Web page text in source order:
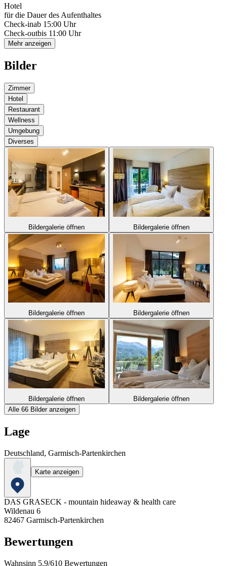
Hotel
für die Dauer des Aufenthaltes
Check-inab 15:00 Uhr
Check-outbis 11:00 Uhr
Mehr anzeigen
Bilder
Zimmer
Hotel
Restaurant
Wellness
Umgebung
Diverses
Bildergalerie öffnen Bildergalerie öffnen
Bildergalerie öffnen Bildergalerie öffnen
Bildergalerie öffnen
Bildergalerie öffnen
Alle 66 Bilder anzeigen
Lage
Deutschland, Garmisch-Partenkirchen
Karte anzeigen
DAS GRASECK - mountain hideaway & health care
Wildenau 6
82467 Garmisch-Partenkirchen
Bewertungen
Wahnsinn 5.9/610 Bewertungen